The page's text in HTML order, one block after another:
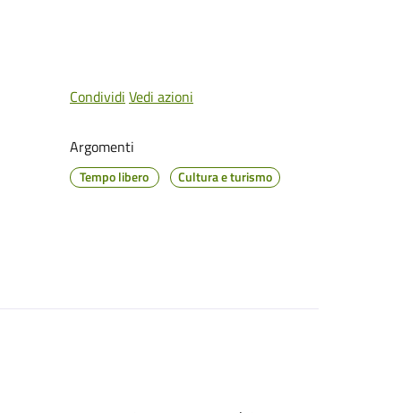
Condividi Vedi azioni
Argomenti
Tempo libero Cultura e turismo